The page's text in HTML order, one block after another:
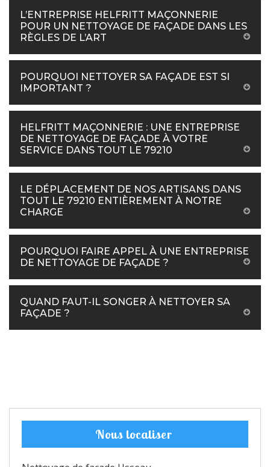
L’ENTREPRISE HELFRITT MAÇONNERIE
POUR UN NETTOYAGE DE FAÇADE DANS LES
RÈGLES DE L’ART
POURQUOI NETTOYER SA FAÇADE EST SI
IMPORTANT ?
HELFRITT MAÇONNERIE : UNE ENTREPRISE
DE NETTOYAGE DE FAÇADE À VOTRE
SERVICE DANS TOUT LE 79210
LE DÉPLACEMENT DE NOS ARTISANS DANS
TOUT LE 79210 ENTIÈREMENT À NOTRE
CHARGE
POURQUOI FAIRE APPEL À UNE ENTREPRISE
DE NETTOYAGE DE FAÇADE ?
QUAND FAUT-IL SONGER À NETTOYER SA
FAÇADE ?
Nous localiser